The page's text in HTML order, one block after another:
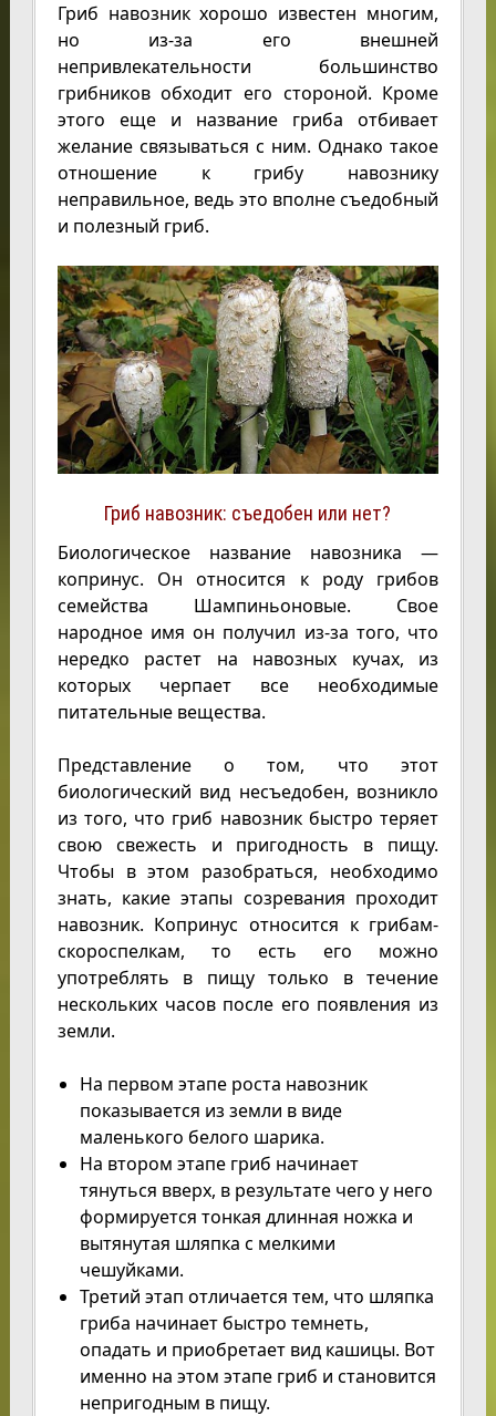
Гриб навозник хорошо известен многим,
но из-за его внешней
непривлекательности большинство
грибников обходит его стороной. Кроме
этого еще и название гриба отбивает
желание связываться с ним. Однако такое
отношение к грибу навознику
неправильное, ведь это вполне съедобный
и полезный гриб.
Гриб навозник: съедобен или нет?
Биологическое название навозника —
копринус. Он относится к роду грибов
семейства Шампиньоновые. Свое
народное имя он получил из-за того, что
нередко растет на навозных кучах, из
которых черпает все необходимые
питательные вещества.
Представление о том, что этот
биологический вид несъедобен, возникло
из того, что гриб навозник быстро теряет
свою свежесть и пригодность в пищу.
Чтобы в этом разобраться, необходимо
знать, какие этапы созревания проходит
навозник. Копринус относится к грибам-
скороспелкам, то есть его можно
употреблять в пищу только в течение
нескольких часов после его появления из
земли.
На первом этапе роста навозник
показывается из земли в виде
маленького белого шарика.
На втором этапе гриб начинает
тянуться вверх, в результате чего у него
формируется тонкая длинная ножка и
вытянутая шляпка с мелкими
чешуйками.
Третий этап отличается тем, что шляпка
гриба начинает быстро темнеть,
опадать и приобретает вид кашицы. Вот
именно на этом этапе гриб и становится
непригодным в пищу.